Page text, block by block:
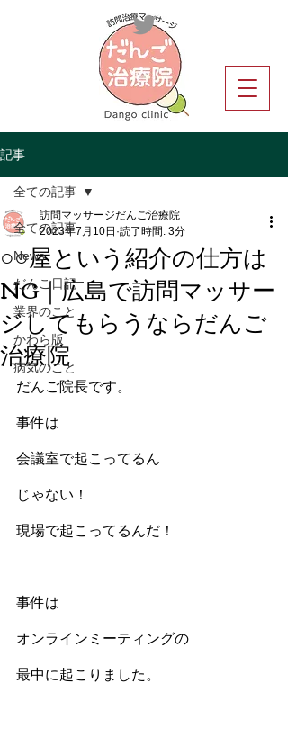
記事
全ての記事
News
だんご日記
業界のこと
かわら版
病気のこと
全ての記事
○○屋という紹介の仕方は
NG｜広島で訪問マッサー
ジしてもらうならだんご
治療院
訪問マッサージだんご治療院
2023年7月10日 読了時間: 3分
だんご院長です。
事件は
会議室で起こってるん
じゃない！
現場で起こってるんだ！
事件は
オンラインミーティングの
最中に起こりました。